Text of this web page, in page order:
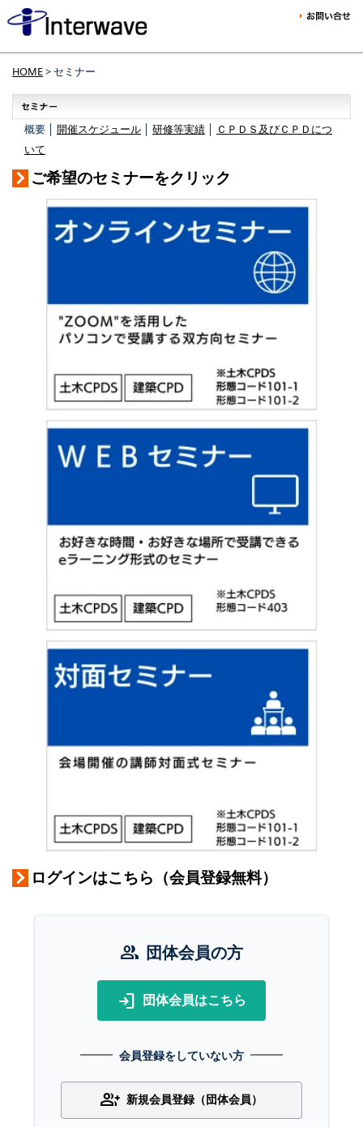
HOME> セミナー
概要 │ 開催スケジュール 研修等実績
ＣＰＤＳ及びＣＰＤにつ
いて
ご希望のセミナーをクリック
ログインはこちら（会員登録無料）
group 団体会員の方
login 団体会員はこちら
会員登録をしていない方
group_add 新規会員登録（団体会員）